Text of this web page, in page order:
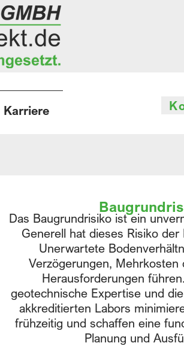
Karriere
Das Baugrundrisiko ist ein
Generell hat dieses Risiko
Unerwartete
Verzögerungen, Mehrkosten
Herausforderungen
geotechnische Expertise und
akkreditierten Labors
frühzeitig und schaffen eine
Planung und